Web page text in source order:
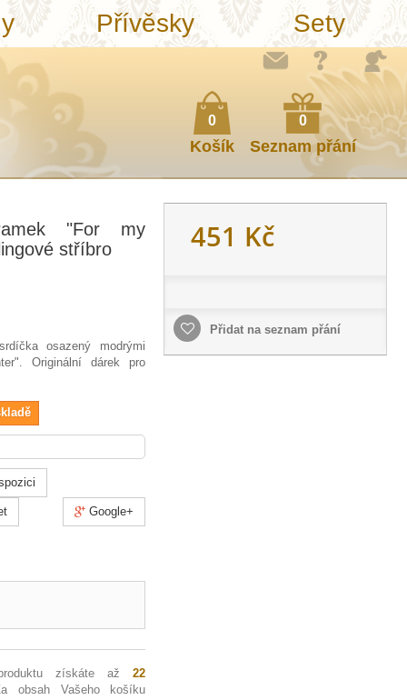
0
Košík
Přívěsky Sety
0
Seznam přání
"For my
stříbro
osazený modrými
Originální dárek pro
Google+
získáte až22
obsah Vašeho košíku
451 Kč
Přidat na seznam přání